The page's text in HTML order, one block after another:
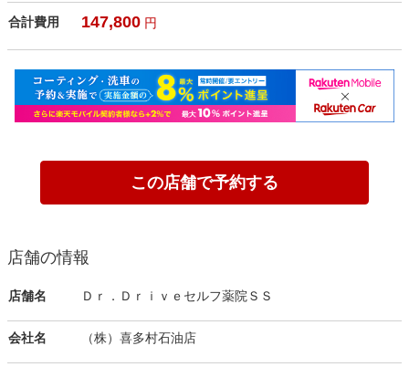
合計費用 147,800 円
この店舗で予約する
店舗の情報
店舗名 Ｄｒ．Ｄｒｉｖｅセルフ薬院ＳＳ
会社名 （株）喜多村石油店